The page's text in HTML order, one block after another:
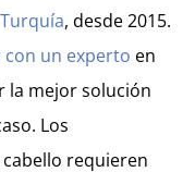
, desde 2015.
un experto en
la mejor solución
Los
requieren